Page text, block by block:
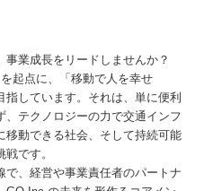
業成長をリードしませんか？
起点に、「移動で人を幸せ
しています。それは、単に便利
、テクノロジーの力で交通インフ
移動できる社会、そして持続可能
です。
で、経営や事業責任者のパートナ